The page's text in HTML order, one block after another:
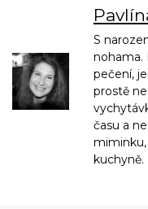
S
nohama.
pečení,
prostě
času a
miminku,
kuchyně.